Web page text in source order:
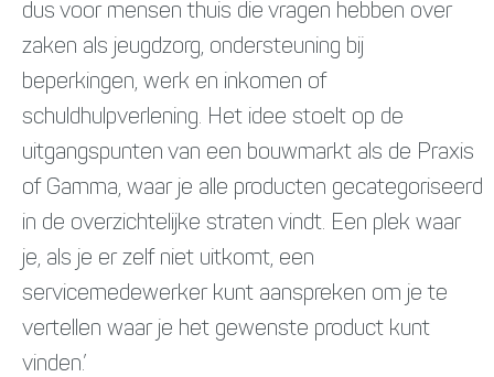
dus voor mensen thuis die vragen hebben over
zaken als jeugdzorg, ondersteuning bij
beperkingen, werk en inkomen of
schuldhulpverlening. Het idee stoelt op de
uitgangspunten van een bouwmarkt als de Praxis
of Gamma, waar je alle producten gecategoriseerd
in de overzichtelijke straten vindt. Een plek waar
je, als je er zelf niet uitkomt, een
servicemedewerker kunt aanspreken om je te
vertellen waar je het gewenste product kunt
vinden.’